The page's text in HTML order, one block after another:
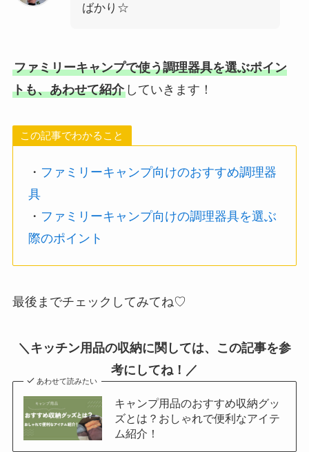
ばかり☆
ファミリーキャンプで使う調理器具を選ぶポイン
トも、あわせて紹介していきます！
この記事でわかること
・ ファミリーキャンプ向けのおすすめ調理器
具
・ ファミリーキャンプ向けの調理器具を選ぶ
際のポイント
最後までチェックしてみてね♡
＼キッチン用品の収納に関しては、この記事を参
考にしてね！／
あわせて読みたい
キャンプ用品のおすすめ収納グッ
ズとは？おしゃれで便利なアイテ
ム紹介！